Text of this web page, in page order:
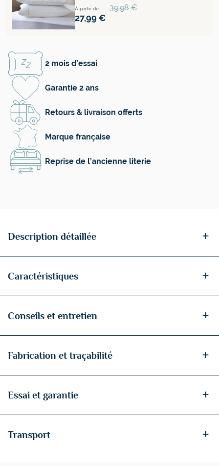
À partir de
27,99 €
Prix normal
39,98 €
2 mois d’essai
Garantie 2 ans
Retours & livraison offerts
Marque française
Reprise de l’ancienne literie
Description détaillée +
Caractéristiques +
Conseils et entretien +
Fabrication et traçabilité +
Essai et garantie +
Transport +